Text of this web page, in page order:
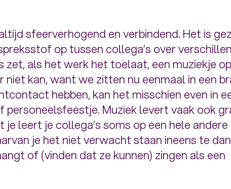
sfeerverhogend en verbindend. Het is
op tussen collega’s over
zet, als het werk het toelaat, een muziekje
niet kan, want we zitten nu eenmaal in een
hebben, kan het misschien even in
personeelsfeestje. Muziek levert vaak ook
leert je collega’s soms op een hele
je het niet verwacht staan ineens te
of (vinden dat ze kunnen) zingen als een